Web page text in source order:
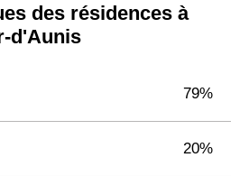
des résidences à
d'Aunis
79%
20%